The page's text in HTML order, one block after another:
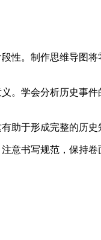
性。制作思维导图
。学会分析历史事
助于形成完整的历史
意书写规范，保持卷